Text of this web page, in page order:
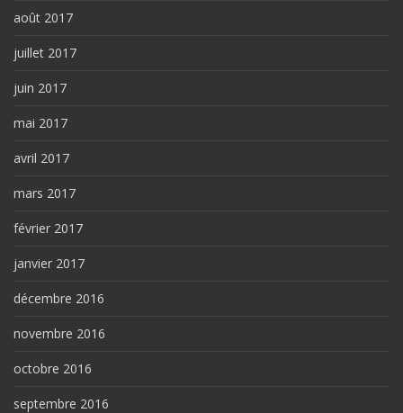
août 2017
juillet 2017
juin 2017
mai 2017
avril 2017
mars 2017
février 2017
janvier 2017
décembre 2016
novembre 2016
octobre 2016
septembre 2016